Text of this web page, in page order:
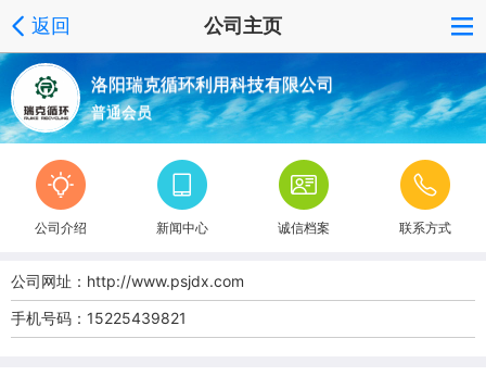
返回 公司主页
洛阳瑞克循环利用科技有限公司
普通会员
公司介绍 新闻中心 诚信档案 联系方式
公司网址： http://www.psjdx.com
手机号码： 15225439821